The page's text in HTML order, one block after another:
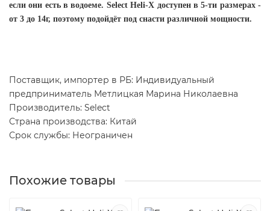
если они есть в водоеме. Select Heli-X доступен в 5-ти размерах -
от 3 до 14г, поэтому подойдёт под снасти различной мощности.
Поставщик, импортер в РБ: Индивидуальный
предприниматель Метлицкая Марина Николаевна
Производитель: Select
Страна производства: Китай
Срок службы: Неограничен
Похожие товары